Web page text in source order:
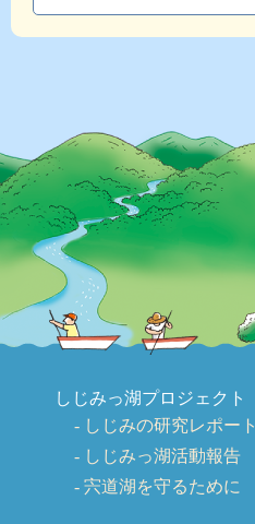
しじみっ湖プロジェクト
しじみの研究レポート
しじみっ湖活動報告
宍道湖を守るために